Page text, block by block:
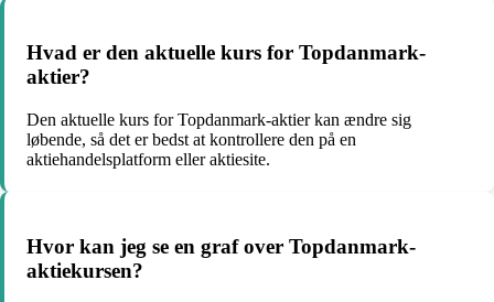
Hvad er den aktuelle kurs for Topdanmark-
aktier?
Den aktuelle kurs for Topdanmark-aktier kan ændre sig
løbende, så det er bedst at kontrollere den på en
aktiehandelsplatform eller aktiesite.
Hvor kan jeg se en graf over Topdanmark-
aktiekursen?